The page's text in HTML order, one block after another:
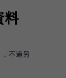
料
不過另